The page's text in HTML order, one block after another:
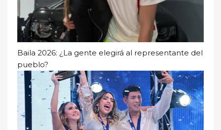
Baila 2026: ¿La gente elegirá al representante del
pueblo?